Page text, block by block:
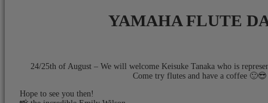
YAMAHA FLUTE
24/25th of August – We will welcome Keisuke Tanaka who is
Come try flutes and have a coffee 🙂😎​
Hope to see you then!